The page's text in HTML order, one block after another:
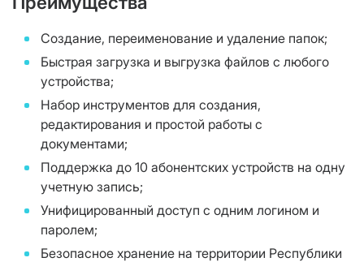
Создание, переименование и удаление папок;
Быстрая загрузка и выгрузка файлов с любого
устройства;
Набор инструментов для создания,
редактирования и простой работы с
документами;
Поддержка до 10 абонентских устройств на одну
учетную запись;
Унифицированный доступ с одним логином и
паролем;
Безопасное хранение на территории Республики